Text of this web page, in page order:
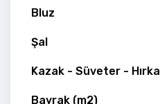
Bluz
Şal
Kazak - Süveter - Hırka
Bayrak (m2)